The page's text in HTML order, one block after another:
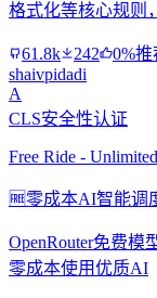
格式化等核心规则
61.8k 242
0%推
shaivpidadi
A
CLS安全性认证
Free Ride -
🆓零成本AI智能调
OpenRouter免费模
零成本使用优质AI